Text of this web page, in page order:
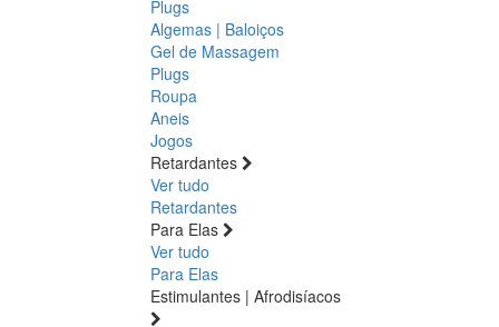
Plugs
Algemas | Baloiços
Gel de Massagem
Plugs
Roupa
Aneis
Jogos
Retardantes
Ver tudo
Retardantes
Para Elas
Ver tudo
Para Elas
Estimulantes | Afrodisíacos